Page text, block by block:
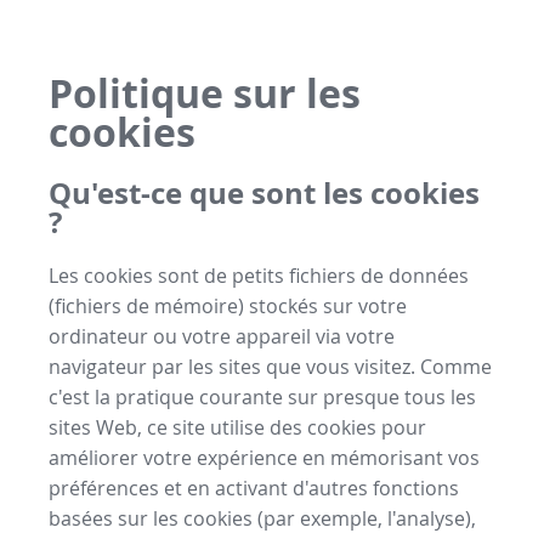
Politique sur les
cookies
Qu'est-ce que sont les cookies
?
Les cookies sont de petits fichiers de données
(fichiers de mémoire) stockés sur votre
ordinateur ou votre appareil via votre
navigateur par les sites que vous visitez. Comme
c'est la pratique courante sur presque tous les
sites Web, ce site utilise des cookies pour
améliorer votre expérience en mémorisant vos
préférences et en activant d'autres fonctions
basées sur les cookies (par exemple, l'analyse),